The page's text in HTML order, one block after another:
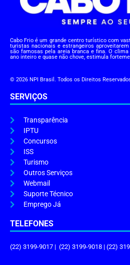
Cabo Frio é um grande centro turístico com
turistas nacionais e estrangeiros
são famosas pela areia branca e fina. O
ano inteiro e quase não chove, estimula
© 2026 NPI Brasil. Todos os Direitos
SERVIÇOS
Transparência
IPTU
Concursos
ISS
Turismo
Outros Serviços
Webmail
Suporte Técnico
Emprego Já
TELEFONES
(22) 3199-9017 | (22) 3199-9018 | (22)